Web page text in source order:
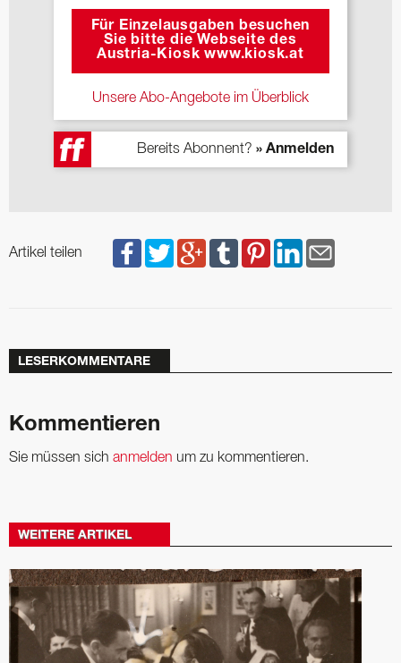
Für Einzelausgaben besuchen
Sie bitte die Webseite des
Austria-Kiosk www.kiosk.at
Unsere Abo-Angebote im Überblick
Bereits Abonnent? » Anmelden
Artikel teilen
LESERKOMMENTARE
Kommentieren
Sie müssen sich anmelden um zu kommentieren.
WEITERE ARTIKEL